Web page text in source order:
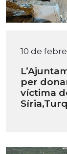
10 de
per
víctima